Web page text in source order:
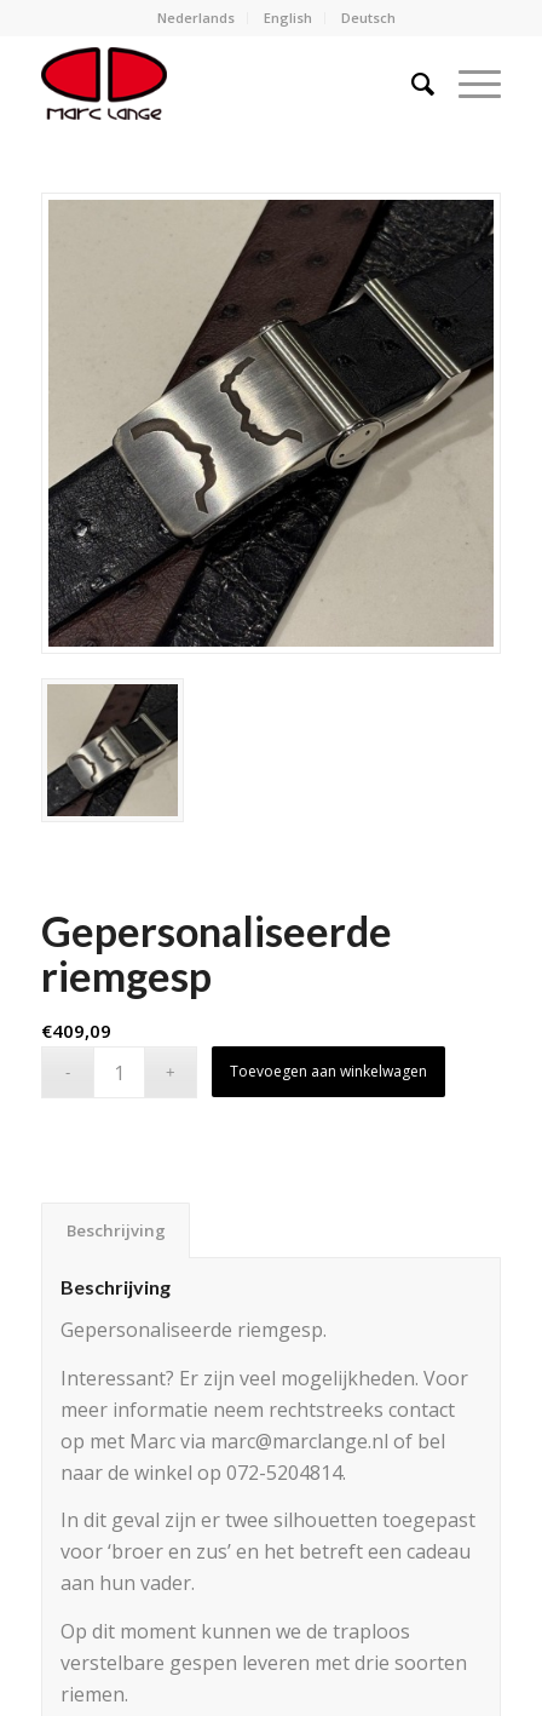
Nederlands English Deutsch
Gepersonaliseerde
riemgesp
€409,09
Toevoegen aan winkelwagen
Beschrijving
Beschrijving
Gepersonaliseerde riemgesp.
Interessant? Er zijn veel mogelijkheden. Voor
meer informatie neem rechtstreeks contact
op met Marc via marc@marclange.nl of bel
naar de winkel op 072-5204814.
In dit geval zijn er twee silhouetten toegepast
voor ‘broer en zus’ en het betreft een cadeau
aan hun vader.
Op dit moment kunnen we de traploos
verstelbare gespen leveren met drie soorten
riemen.